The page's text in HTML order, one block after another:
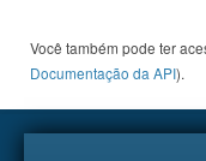
Você também pode ter
Documentação da API).